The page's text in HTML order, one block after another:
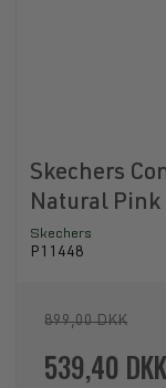
Skechers
Natural Pink
Skechers
P11448
899,00 DKK
539,40 DKK